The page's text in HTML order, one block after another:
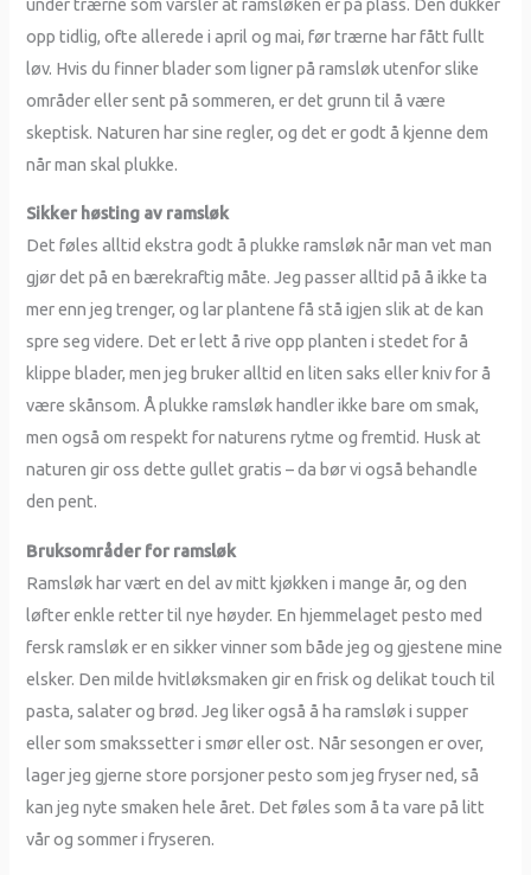
opp tidlig, ofte allerede i april og mai, før trærne har fått fullt
løv. Hvis du finner blader som ligner på ramsløk utenfor slike
områder eller sent på sommeren, er det grunn til å være
skeptisk. Naturen har sine regler, og det er godt å kjenne dem
når man skal plukke.
Sikker høsting av ramsløk
Det føles alltid ekstra godt å plukke ramsløk når man vet man
gjør det på en bærekraftig måte. Jeg passer alltid på å ikke ta
mer enn jeg trenger, og lar plantene få stå igjen slik at de kan
spre seg videre. Det er lett å rive opp planten i stedet for å
klippe blader, men jeg bruker alltid en liten saks eller kniv for å
være skånsom. Å plukke ramsløk handler ikke bare om smak,
men også om respekt for naturens rytme og fremtid. Husk at
naturen gir oss dette gullet gratis – da bør vi også behandle
den pent.
Bruksområder for ramsløk
Ramsløk har vært en del av mitt kjøkken i mange år, og den
løfter enkle retter til nye høyder. En hjemmelaget pesto med
fersk ramsløk er en sikker vinner som både jeg og gjestene mine
elsker. Den milde hvitløksmaken gir en frisk og delikat touch til
pasta, salater og brød. Jeg liker også å ha ramsløk i supper
eller som smakssetter i smør eller ost. Når sesongen er over,
lager jeg gjerne store porsjoner pesto som jeg fryser ned, så
kan jeg nyte smaken hele året. Det føles som å ta vare på litt
vår og sommer i fryseren.